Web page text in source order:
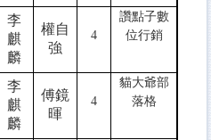
李
麒
麟
權自
強
4
讚點子數
位行銷
李
麒
麟
傅鏡
暉
4
貓大爺部
落格